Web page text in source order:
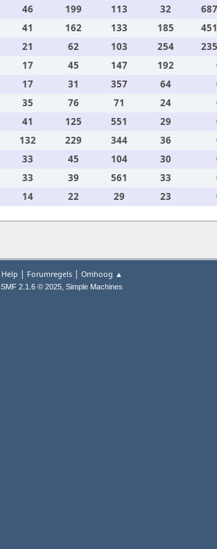
46 199 113 32
41 162 133 185
21 62 103 254
17 45 147 192
17 31 357 64
35 76 71 24
41 125 551 29
132 229 344 36
33 45 104 30
33 39 561 33
14 22 29 23
Help | Forumregels| Omhoog ▲
SMF 2.1.6 © 2025, Simple Machines